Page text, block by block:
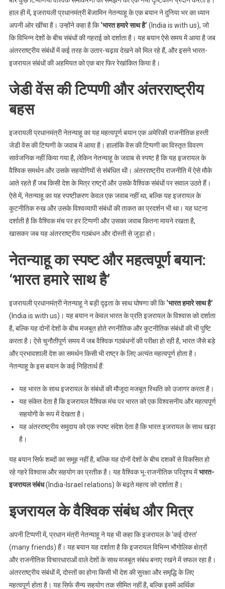
हाल ही में, इजरायली प्रधानमंत्री बेंजामिन नेतन्याहू के एक बयान ने दुनिया भर का ध्यान
अपनी ओर खींचा है। उन्होंने कहा है कि‘भारत हमारे साथ है’ (India is with us), जो
कि विभिन्न देशों के बीच संबंधों की गहराई को दर्शाता है। यह बयान ऐसे समय में आया है जब
अंतरराष्ट्रीय संबंधों में कई तरह के उतार-चढ़ाव देखने को मिल रहे हैं, और इसने भारत-
इजरायल संबंधों की अहमियत को एक बार फिर रेखांकित किया है।
जेडी वेंस की टिप्पणी और अंतरराष्ट्रीय
बहस
इजरायली प्रधानमंत्री नेतन्याहू का यह महत्वपूर्ण बयान एक अमेरिकी राजनीतिक हस्ती
जेडी वेंस की टिप्पणी के जवाब में आया है। हालांकि वेंस की टिप्पणी का विस्तृत विवरण
सार्वजनिक नहीं किया गया है, लेकिन नेतन्याहू के जवाब से स्पष्ट है कि यह इजरायल के
वैश्विक समर्थन और उसके सहयोगियों से संबंधित थी। अंतरराष्ट्रीय राजनीति में ऐसे मौके
आते रहते हैं जब किसी देश के मित्र राष्ट्रों और उसके वैश्विक संबंधों पर सवाल उठते हैं।
ऐसे में, नेतन्याहू का यह स्पष्टीकरण केवल एक जवाब नहीं था, बल्कि यह इजरायल के
कूटनीतिक रुख और उसके विश्वव्यापी संबंधों की ताकत का प्रदर्शन भी था। यह घटना
दर्शाती है कि वैश्विक मंच पर हर टिप्पणी और उसका जवाब कितना मायने रखता है,
खासकर जब यह अंतरराष्ट्रीय गठबंधन और दोस्ती से जुड़ा हो।
नेतन्याहू का स्पष्ट और महत्वपूर्ण बयान:
‘भारत हमारे साथ है’
इजरायली प्रधानमंत्री नेतन्याहू ने बड़ी दृढ़ता के साथ घोषणा की कि‘भारत हमारे साथ है’
(India is with us)। यह बयान न केवल भारत के प्रति इजरायल के विश्वास को दर्शाता
है, बल्कि यह दोनों देशों के बीच मजबूत होते रणनीतिक और कूटनीतिक संबंधों की भी पुष्टि
करता है। ऐसे चुनौतीपूर्ण समय में जब वैश्विक गठबंधनों की परीक्षा हो रही है, भारत जैसे बड़े
और प्रभावशाली देश का समर्थन किसी भी राष्ट्र के लिए अत्यंत महत्वपूर्ण होता है।
नेतन्याहू के इस बयान के कई निहितार्थ हैं:
यह भारत के साथ इजरायल के संबंधों की मौजूदा मजबूत स्थिति को उजागर करता है।
यह संकेत देता है कि इजरायल वैश्विक मंच पर भारत को एक विश्वसनीय और महत्वपूर्ण
सहयोगी के रूप में देखता है।
यह अंतरराष्ट्रीय समुदाय को एक स्पष्ट संदेश देता है कि भारत इजरायल के साथ खड़ा
है।
यह बयान सिर्फ शब्दों का समूह नहीं है, बल्कि यह दोनों देशों के बीच दशकों से विकसित हो
रहे गहरे विश्वास और सहयोग का प्रतीक है। यह वैश्विक भू-राजनीतिक परिदृश्य मेंभारत-
इजरायल संबंध(India-Israel relations) के बढ़ते महत्व को दर्शाता है।
इजरायल के वैश्विक संबंध और मित्र
अपनी टिप्पणी में, प्रधान मंत्री नेतन्याहू ने यह भी कहा कि इजरायल के ‘कई दोस्त’
(many friends) हैं। यह बयान यह दर्शाता है कि इजरायल विभिन्न भौगोलिक क्षेत्रों
और राजनीतिक विचारधाराओं वाले देशों के साथ मजबूत संबंध बनाए रखने में सफल रहा है।
अंतरराष्ट्रीय संबंधों में, दोस्तों का होना किसी भी देश की सुरक्षा और समृद्धि के लिए
महत्वपूर्ण होता है। यह सिर्फ सैन्य सहयोग तक सीमित नहीं है, बल्कि इसमें आर्थिक